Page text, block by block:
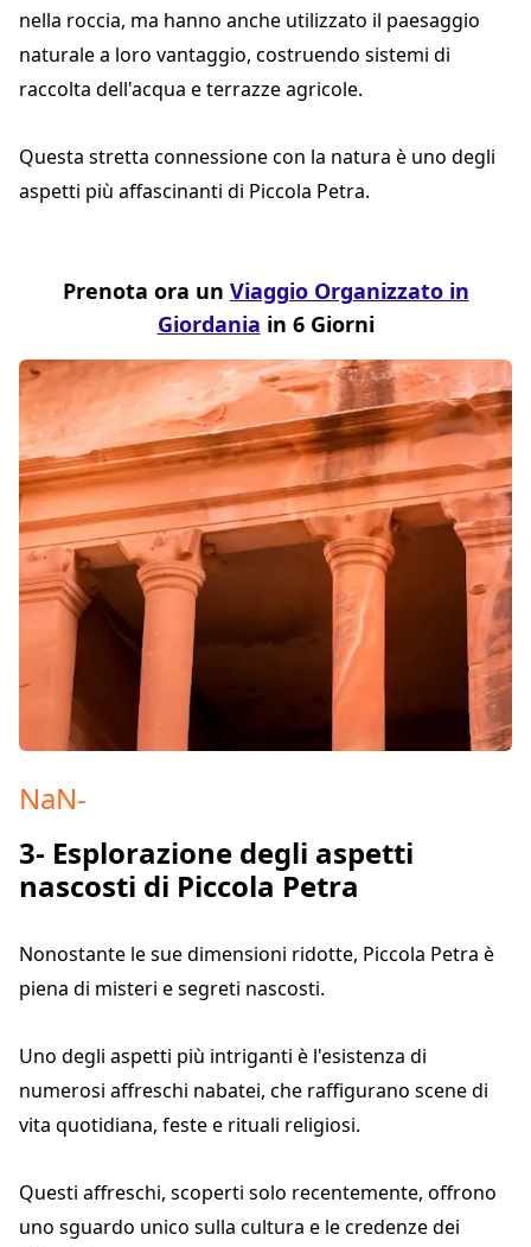
nella roccia, ma hanno anche utilizzato il paesaggio
naturale a loro vantaggio, costruendo sistemi di
raccolta dell'acqua e terrazze agricole.
Questa stretta connessione con la natura è uno degli
aspetti più affascinanti di Piccola Petra.
Prenota ora un Viaggio Organizzato in
Giordania in 6 Giorni
NaN-
3- Esplorazione degli aspetti
nascosti di Piccola Petra
Nonostante le sue dimensioni ridotte, Piccola Petra è
piena di misteri e segreti nascosti.
Uno degli aspetti più intriganti è l'esistenza di
numerosi affreschi nabatei, che raffigurano scene di
vita quotidiana, feste e rituali religiosi.
Questi affreschi, scoperti solo recentemente, offrono
uno sguardo unico sulla cultura e le credenze dei